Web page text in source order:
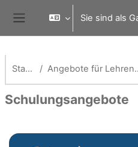
Website-Übersicht
Sie sind als
Startseite Angebote
Schulungsangebote
Abschnittsübersicht